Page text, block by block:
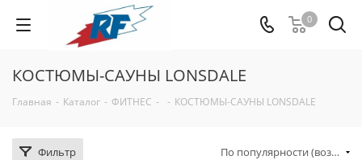
0
КОСТЮМЫ-САУНЫ LONSDALE
Главная - Каталог - ФИТНЕС - - КОСТЮМЫ-САУНЫ LONSDALE
Фильтр По популярности (возрастание)